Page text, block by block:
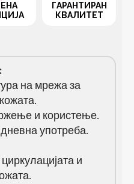
ГАРАНТИРАН
КВАЛИТЕТ
на мрежа за
и користење.
употреба.
и